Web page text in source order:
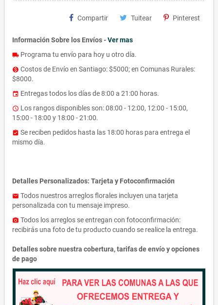
Compartir Tuitear Pinterest
Información Sobre los Envíos -Ver mas
local_shipping Programa tu envío para hoy u otro día.
monetization_on Costos de Envío en Santiago: $5000; en Comunas Rurales:
$8000.
event Entregas todos los días de 8:00 a 21:00 horas.
access_time Los rangos disponibles son: 08:00 - 12:00, 12:00 - 15:00,
15:00 - 18:00 y 18:00 - 21:00.
assignment_turned_in Se reciben pedidos hasta las 18:00 horas para entrega el
mismo día.
Detalles Personalizados: Tarjeta y Fotoconfirmación
email Todos nuestros arreglos florales incluyen una tarjeta
personalizada con tu mensaje impreso.
photo_camera Todos los arreglos se entregan con fotoconfirmación:
recibirás una foto de tu producto cuando se realice la entrega.
Detalles sobre nuestra cobertura, tarifas de envío y opciones
de pago